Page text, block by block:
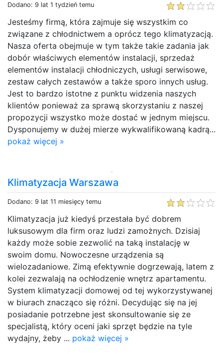
Dodano: 9 lat 1 tydzień temu
Jesteśmy firmą, która zajmuje się wszystkim co
związane z chłodnictwem a oprócz tego klimatyzacją.
Nasza oferta obejmuje w tym także takie zadania jak
dobór właściwych elementów instalacji, sprzedaż
elementów instalacji chłodniczych, usługi serwisowe,
zestaw całych zestawów a także sporo innych usług.
Jest to bardzo istotne z punktu widzenia naszych
klientów ponieważ za sprawą skorzystaniu z naszej
propozycji wszystko może dostać w jednym miejscu.
Dysponujemy w dużej mierze wykwalifikowaną kadrą...
pokaż więcej »
Klimatyzacja Warszawa
Dodano: 9 lat 11 miesięcy temu
Klimatyzacja już kiedyś przestała być dobrem
luksusowym dla firm oraz ludzi zamożnych. Dzisiaj
każdy może sobie zezwolić na taką instalację w
swoim domu. Nowoczesne urządzenia są
wielozadaniowe. Zimą efektywnie dogrzewają, latem z
kolei zezwalają na ochłodzenie wnętrz apartamentu.
System klimatyzacji domowej od tej wykorzystywanej
w biurach znacząco się różni. Decydując się na jej
posiadanie potrzebne jest skonsultowanie się ze
specjalistą, który oceni jaki sprzęt będzie na tyle
wydajny, żeby ... pokaż więcej »